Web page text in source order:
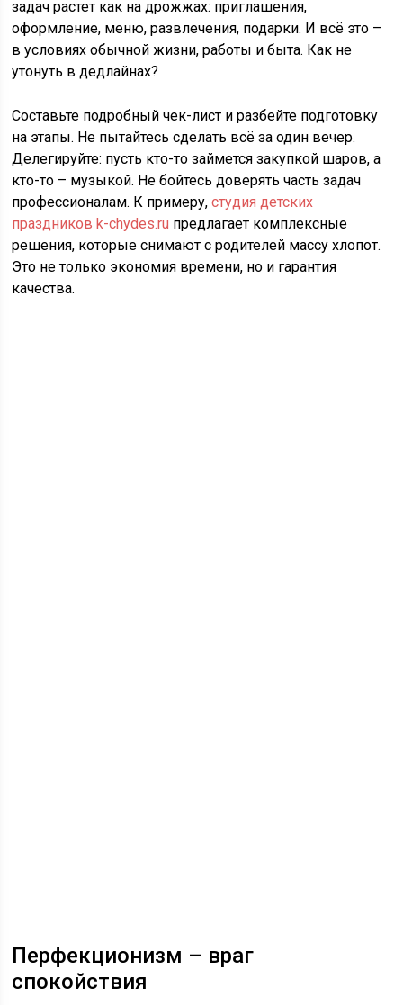
задач растет как на дрожжах: приглашения,
оформление, меню, развлечения, подарки. И всё это –
в условиях обычной жизни, работы и быта. Как не
утонуть в дедлайнах?
Составьте подробный чек-лист и разбейте подготовку
на этапы. Не пытайтесь сделать всё за один вечер.
Делегируйте: пусть кто-то займется закупкой шаров, а
кто-то – музыкой. Не бойтесь доверять часть задач
профессионалам. К примеру,студия детских
праздников k-chydes.ru предлагает комплексные
решения, которые снимают с родителей массу хлопот.
Это не только экономия времени, но и гарантия
качества.
Перфекционизм – враг
спокойствия